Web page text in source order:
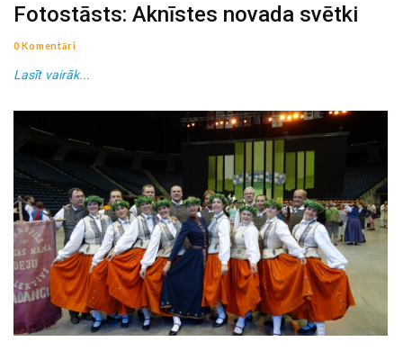
Fotostāsts: Aknīstes novada svētki
0 Komentāri
Lasīt vairāk...